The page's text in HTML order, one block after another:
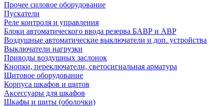
Прочее силовое оборудование
Пускатели
Реле контроля и управления
Блоки автоматического ввода резерва БАВР и АВР
Воздушные автоматические выключатели и доп. устройства
Выключатели нагрузки
Приводы воздушных заслонок
Кнопки, переключатели, светосигнальная арматура
Щитовое оборудование
Корпуса шкафов и щитов
Аксессуары для шкафов
Шкафы и щиты (оболочки)